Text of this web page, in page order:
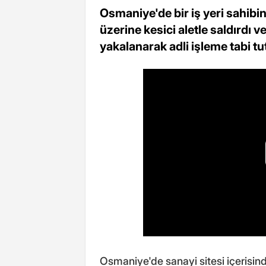
Osmaniye'de bir iş yeri
üzerine kesici aletle saldırdı
yakalanarak adli işleme tabi
Osmaniye'de sanayi sitesi